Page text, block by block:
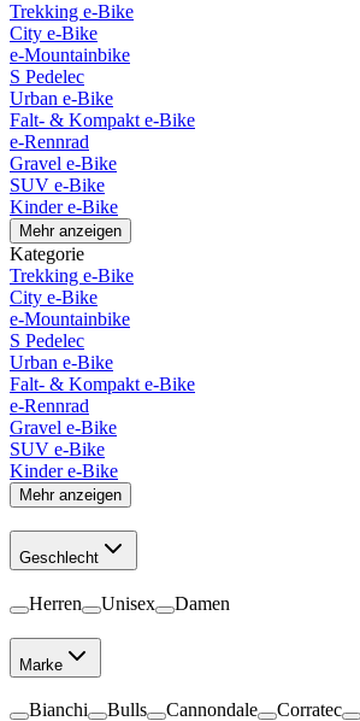
Trekking e-Bike
City e-Bike
e-Mountainbike
S Pedelec
Urban e-Bike
Falt- & Kompakt e-Bike
e-Rennrad
Gravel e-Bike
SUV e-Bike
Kinder e-Bike
Mehr anzeigen
Kategorie
Trekking e-Bike
City e-Bike
e-Mountainbike
S Pedelec
Urban e-Bike
Falt- & Kompakt e-Bike
e-Rennrad
Gravel e-Bike
SUV e-Bike
Kinder e-Bike
Mehr anzeigen
Geschlecht
Herren Unisex Damen
Marke
Bianchi Bulls Cannondale Corratec